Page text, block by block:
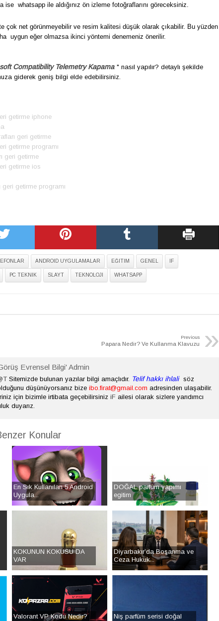
ise whatsapp ile aldığınız ön izleme fotoğraflarını göreceksiniz.
çok net görünmeyebilir ve resim kalitesi düşük olarak çıkabilir. Bu yüzden
uygun eğer olmazsa ikinci yöntemi denemeniz önerilir.
Compatibility Telemetry Kapama " nasıl yapılır? detaylı şekilde
giderek geniş bilgi elde edebilirsiniz.
getirme iphone
geri getirme
getirme programı
geri getirme
getirme ios
getirme programı
ANDROID UYGULAMALAR EĞITIM GENEL IF
PC TEKNIK SLAYT TEKNOLOJI WHATSAPP
»
Previous
Papara Nedir? Ve Kullanma Klavuzu
Evrensel Bilgi' Admin
Sitemizde bulunan yazılar bilgi amaçlıdır. Telif hakkı ihlali
söz
düşünüyorsanız bize ibo.firat@gmail.com adresinden ulaşabilir.
için bizimle irtibata geçebilirsiniz iF ailesi olarak sizlere yarıdımcı
duyarız.
Konular
En Sık Kullanılan 5 Android
Uygula...
DOĞAL parfüm yapımı
egitim
KOKUNUN KOKUSU DA
VAR
Diyarbakır’da Boşanma ve
Ceza Hukuk...
Valorant VP Kodu Nedir?
Niş parfüm serisi doğal